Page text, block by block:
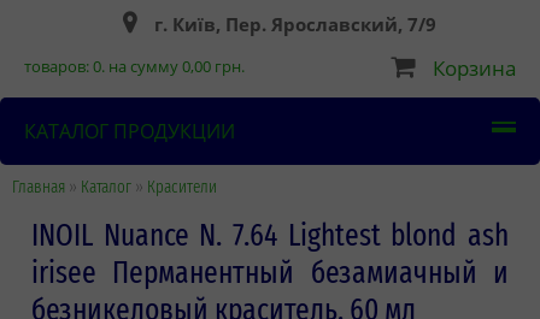
г. Київ, Пер. Ярославский, 7/9
товаров:0. на сумму0,00 грн. Корзина
КАТАЛОГ ПРОДУКЦИИ
Главная » Каталог » Красители
INOIL Nuance N. 7.64 Lightest blond ash
irisee Перманентный безамиачный и
безникеловый краситель, 60 мл